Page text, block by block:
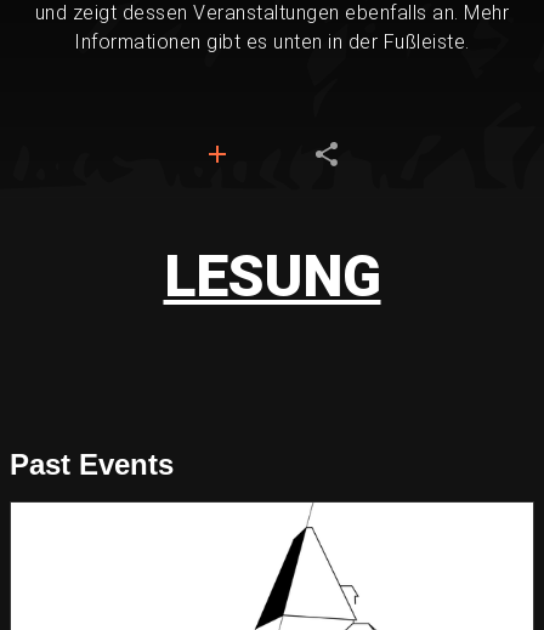
und zeigt dessen Veranstaltungen ebenfalls an. Mehr
Informationen gibt es unten in der Fußleiste.
LESUNG
Past Events